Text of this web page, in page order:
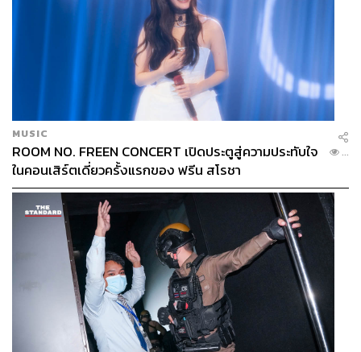
MUSIC
ROOM NO. FREEN CONCERT เปิดประตูสู่ความประทับใจ
ในคอนเสิร์ตเดี่ยวครั้งแรกของ ฟรีน สโรชา
...